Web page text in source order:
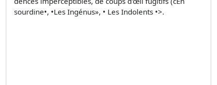
sourdine•, •Les Ingénus», • Les Indolents •>.